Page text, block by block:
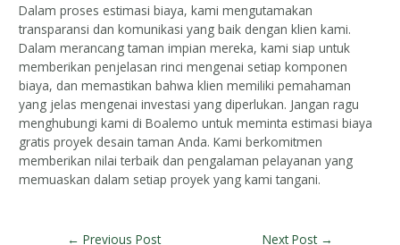
Dalam proses estimasi biaya, kami mengutamakan
transparansi dan komunikasi yang baik dengan klien kami.
Dalam merancang taman impian mereka, kami siap untuk
memberikan penjelasan rinci mengenai setiap komponen
biaya, dan memastikan bahwa klien memiliki pemahaman
yang jelas mengenai investasi yang diperlukan. Jangan ragu
menghubungi kami di Boalemo untuk meminta estimasi biaya
gratis proyek desain taman Anda. Kami berkomitmen
memberikan nilai terbaik dan pengalaman pelayanan yang
memuaskan dalam setiap proyek yang kami tangani.
← Previous Post Next Post →